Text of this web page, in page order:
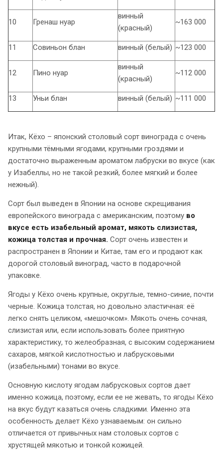
10 Гренаш нуар
винный
(красный)
~163 000
11 Совиньон блан винный (белый) ~123 000
12 Пино нуар
винный
(красный)
~112 000
13 Уньи блан винный (белый) ~111 000
Итак, Кёхо – японский столовый сорт винограда с очень
крупными тёмными ягодами, крупными гроздями и
достаточно выраженным ароматом лабруски во вкусе (как
у Изабеллы, но не такой резкий, более мягкий и более
нежный).
Сорт был выведен в Японии на основе скрещивания
европейского винограда с американским, поэтому во
вкусе есть изабельный аромат, мякоть слизистая,
кожица толстая и прочная. Сорт очень известен и
распространен в Японии и Китае, там его и продают как
дорогой столовый виноград, часто в подарочной
упаковке.
Ягоды у Кёхо очень крупные, округлые, темно-синие, почти
черные. Кожица толстая, но довольно эластичная: её
легко снять целиком, «мешочком». Мякоть очень сочная,
слизистая или, если использовать более приятную
характеристику, то желеобразная, с высоким содержанием
сахаров, мягкой кислотностью и лабрусковыми
(изабельными) тонами во вкусе.
Основную кислоту ягодам лабрусковых сортов дает
именно кожица, поэтому, если ее не жевать, то ягоды Кёхо
на вкус будут казаться очень сладкими. Именно эта
особенность делает Кёхо узнаваемым: он сильно
отличается от привычных нам столовых сортов с
хрустящей мякотью и тонкой кожицей.